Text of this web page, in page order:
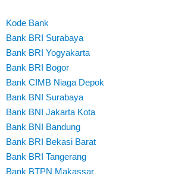
Kode Bank
Bank BRI Surabaya
Bank BRI Yogyakarta
Bank BRI Bogor
Bank CIMB Niaga Depok
Bank BNI Surabaya
Bank BNI Jakarta Kota
Bank BNI Bandung
Bank BRI Bekasi Barat
Bank BRI Tangerang
Bank BTPN Makassar